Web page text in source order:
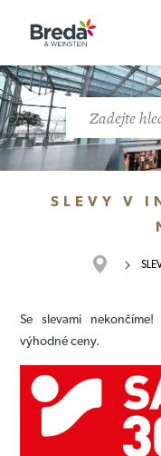
SLEVY V
Se slevami
výhodné ceny.